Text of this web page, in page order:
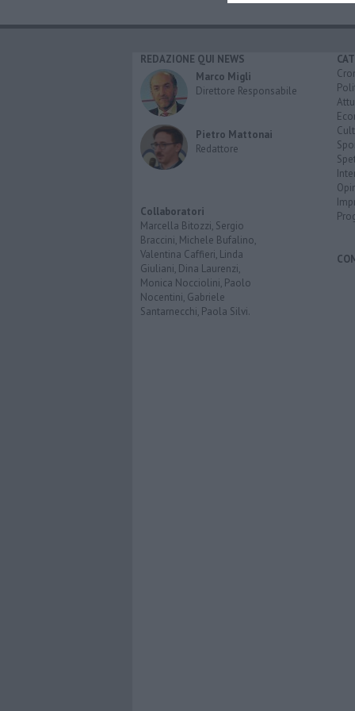
REDAZIONE QUI NEWS
Marco Migli
Direttore Responsabile
Pietro Mattonai
Redattore
Collaboratori
Marcella Bitozzi, Sergio
Braccini, Michele Bufalino,
Valentina Caffieri, Linda
Giuliani, Dina Laurenzi,
Monica Nocciolini, Paolo
Nocentini, Gabriele
Santarnecchi, Paola Silvi.